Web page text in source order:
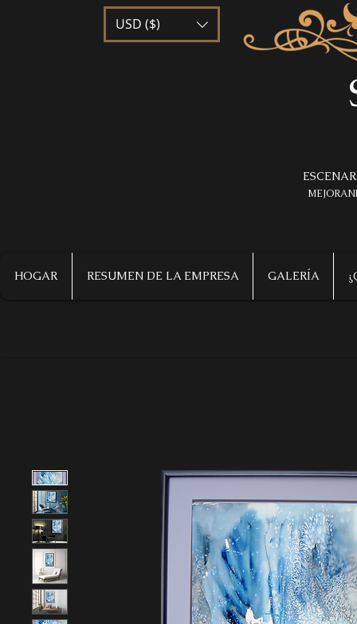
USD ($)
HOGAR RESUMEN DE LA EMPRESA GALERÍA